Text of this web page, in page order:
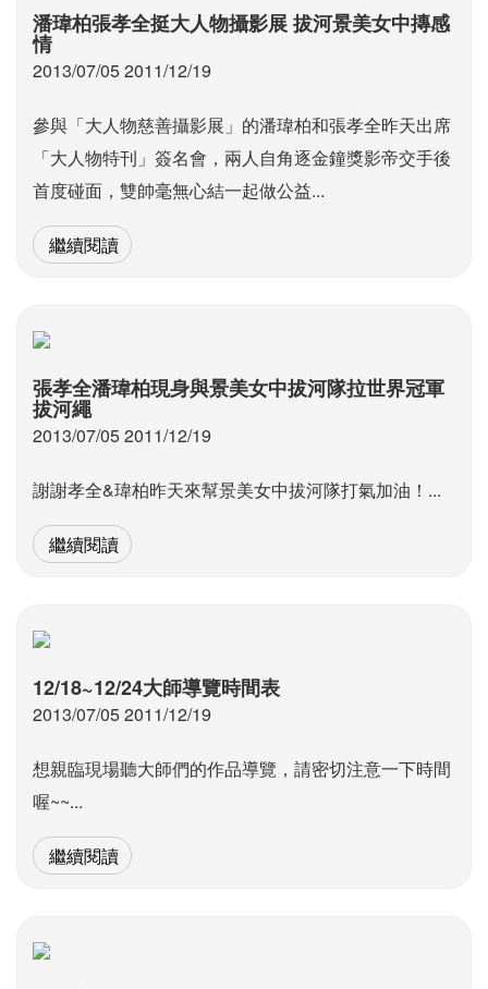
潘瑋柏張孝全挺大人物攝影展 拔河景美女中摶感
情
2013/07/05 2011/12/19
參與「大人物慈善攝影展」的潘瑋柏和張孝全昨天出席
「大人物特刊」簽名會，兩人自角逐金鐘獎影帝交手後
首度碰面，雙帥毫無心結一起做公益...
繼續閱讀
張孝全潘瑋柏現身與景美女中拔河隊拉世界冠軍
拔河繩
2013/07/05 2011/12/19
謝謝孝全&瑋柏昨天來幫景美女中拔河隊打氣加油！...
繼續閱讀
12/18~12/24大師導覽時間表
2013/07/05 2011/12/19
想親臨現場聽大師們的作品導覽，請密切注意一下時間
喔~~...
繼續閱讀